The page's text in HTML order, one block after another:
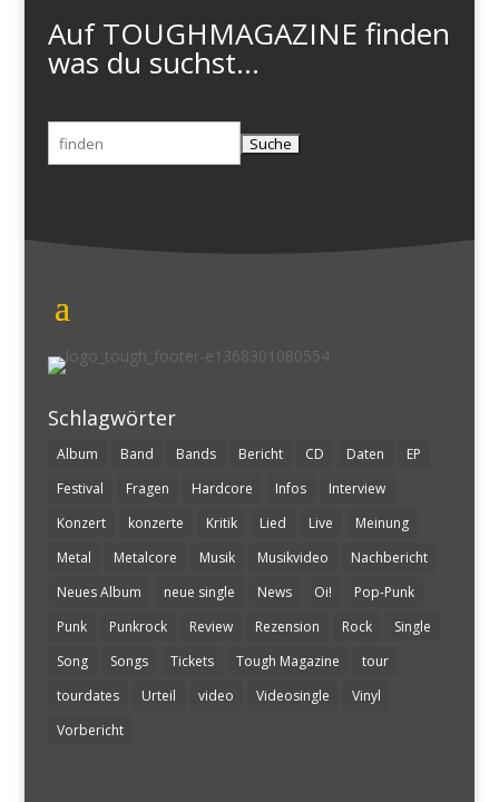
Auf TOUGHMAGAZINE finden
was du suchst...
Suchen
nach:
Schlagwörter
Album Band Bands Bericht CD Daten
EP
Festival
Fragen Hardcore Infos
Interview
Konzert
konzerte Kritik Lied Live
Meinung
Metal
Metalcore Musik Musikvideo
Nachbericht
Neues Album
neue single News Oi!
Pop-Punk
Punk
Punkrock Review Rezension Rock
Single
Song
Songs Tickets Tough Magazine
tour
tourdates
Urteil video Videosingle
Vinyl
Vorbericht